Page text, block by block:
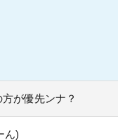
が優先ンナ？
ん)